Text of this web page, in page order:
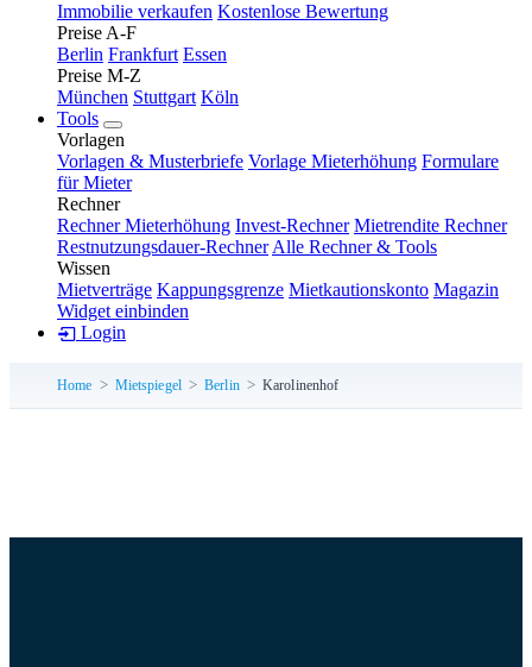
Immobilie verkaufen Kostenlose Bewertung
Preise A-F
Berlin Frankfurt Essen
Preise M-Z
München Stuttgart Köln
Tools
Vorlagen
Vorlagen & Musterbriefe Vorlage Mieterhöhung Formulare
für Mieter
Rechner
Rechner Mieterhöhung Invest-Rechner Mietrendite Rechner
Restnutzungsdauer-Rechner Alle Rechner & Tools
Wissen
Mietverträge Kappungsgrenze Mietkautionskonto Magazin
Widget einbinden
Login
Home Mietspiegel Berlin Karolinenhof